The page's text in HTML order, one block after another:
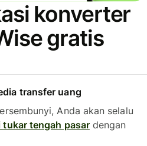
konverter
gratis
transfer uang
Anda akan selalu
tukar tengah pasardengan